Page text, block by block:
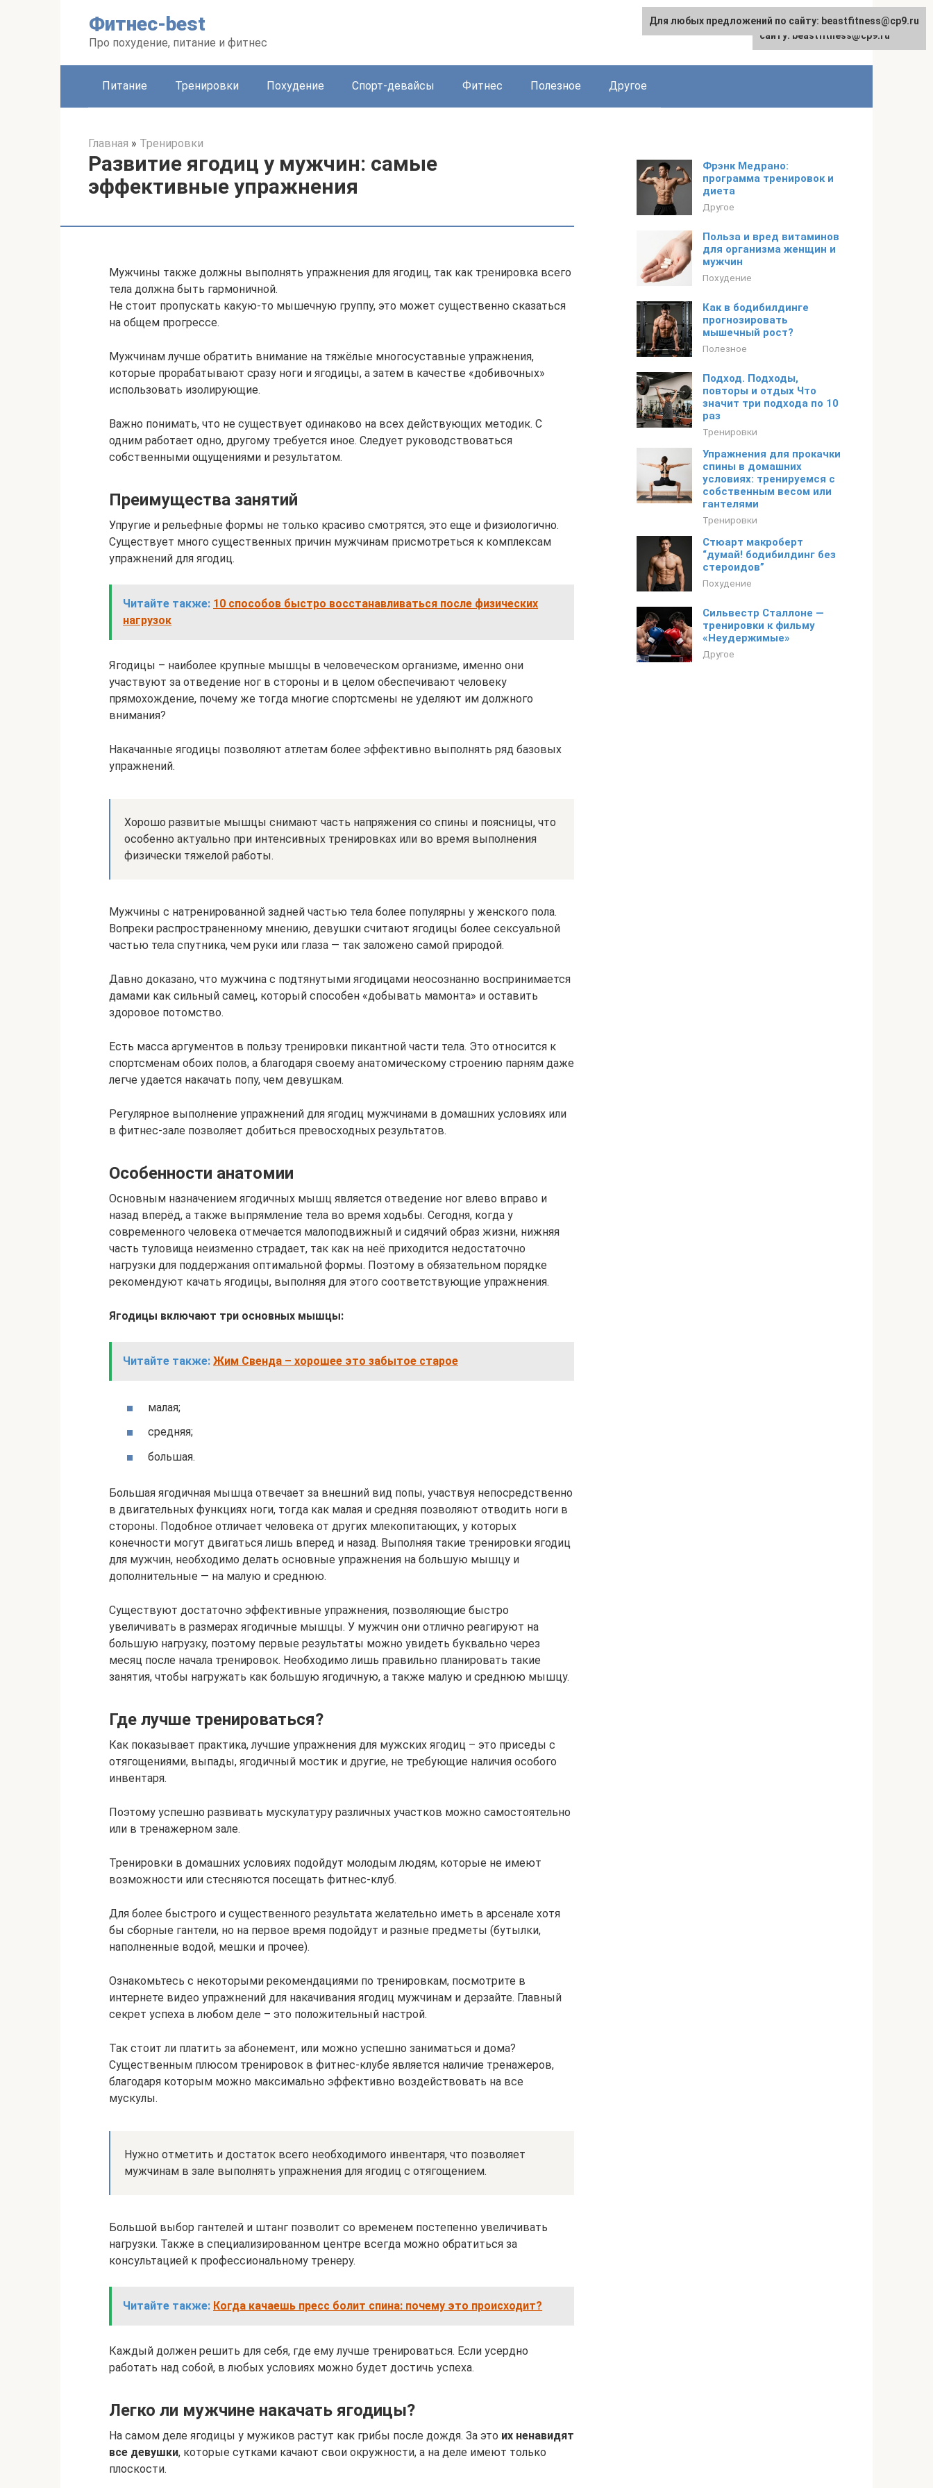
Фитнес-best
Про похудение, питание и фитнес
Питание Тренировки Похудение Спорт-девайсы Фитнес Полезное Другое
Главная » Тренировки
Развитие ягодиц у мужчин: самые
эффективные упражнения
Мужчины также должны выполнять упражнения для ягодиц, так как тренировка всего
тела должна быть гармоничной.
Не стоит пропускать какую-то мышечную группу, это может существенно сказаться
на общем прогрессе.
Мужчинам лучше обратить внимание на тяжёлые многосуставные упражнения,
которые прорабатывают сразу ноги и ягодицы, а затем в качестве «добивочных»
использовать изолирующие.
Важно понимать, что не существует одинаково на всех действующих методик. С
одним работает одно, другому требуется иное. Следует руководствоваться
собственными ощущениями и результатом.
Преимущества занятий
Упругие и рельефные формы не только красиво смотрятся, это еще и физиологично.
Существует много существенных причин мужчинам присмотреться к комплексам
упражнений для ягодиц.
Читайте также: 10 способов быстро восстанавливаться после физических
нагрузок
Ягодицы – наиболее крупные мышцы в человеческом организме, именно они
участвуют за отведение ног в стороны и в целом обеспечивают человеку
прямохождение, почему же тогда многие спортсмены не уделяют им должного
внимания?
Накачанные ягодицы позволяют атлетам более эффективно выполнять ряд базовых
упражнений.
Хорошо развитые мышцы снимают часть напряжения со спины и поясницы, что
особенно актуально при интенсивных тренировках или во время выполнения
физически тяжелой работы.
Мужчины с натренированной задней частью тела более популярны у женского пола.
Вопреки распространенному мнению, девушки считают ягодицы более сексуальной
частью тела спутника, чем руки или глаза — так заложено самой природой.
Давно доказано, что мужчина с подтянутыми ягодицами неосознанно воспринимается
дамами как сильный самец, который способен «добывать мамонта» и оставить
здоровое потомство.
Есть масса аргументов в пользу тренировки пикантной части тела. Это относится к
спортсменам обоих полов, а благодаря своему анатомическому строению парням даже
легче удается накачать попу, чем девушкам.
Регулярное выполнение упражнений для ягодиц мужчинами в домашних условиях или
в фитнес-зале позволяет добиться превосходных результатов.
Особенности анатомии
Основным назначением ягодичных мышц является отведение ног влево вправо и
назад вперёд, а также выпрямление тела во время ходьбы. Сегодня, когда у
современного человека отмечается малоподвижный и сидячий образ жизни, нижняя
часть туловища неизменно страдает, так как на неё приходится недостаточно
нагрузки для поддержания оптимальной формы. Поэтому в обязательном порядке
рекомендуют качать ягодицы, выполняя для этого соответствующие упражнения.
Ягодицы включают три основных мышцы:
Читайте также: Жим Свенда – хорошее это забытое старое
малая;
средняя;
большая.
Большая ягодичная мышца отвечает за внешний вид попы, участвуя непосредственно
в двигательных функциях ноги, тогда как малая и средняя позволяют отводить ноги в
стороны. Подобное отличает человека от других млекопитающих, у которых
конечности могут двигаться лишь вперед и назад. Выполняя такие тренировки ягодиц
для мужчин, необходимо делать основные упражнения на большую мышцу и
дополнительные — на малую и среднюю.
Существуют достаточно эффективные упражнения, позволяющие быстро
увеличивать в размерах ягодичные мышцы. У мужчин они отлично реагируют на
большую нагрузку, поэтому первые результаты можно увидеть буквально через
месяц после начала тренировок. Необходимо лишь правильно планировать такие
занятия, чтобы нагружать как большую ягодичную, а также малую и среднюю мышцу.
Где лучше тренироваться?
Как показывает практика, лучшие упражнения для мужских ягодиц – это приседы с
отягощениями, выпады, ягодичный мостик и другие, не требующие наличия особого
инвентаря.
Поэтому успешно развивать мускулатуру различных участков можно самостоятельно
или в тренажерном зале.
Тренировки в домашних условиях подойдут молодым людям, которые не имеют
возможности или стесняются посещать фитнес-клуб.
Для более быстрого и существенного результата желательно иметь в арсенале хотя
бы сборные гантели, но на первое время подойдут и разные предметы (бутылки,
наполненные водой, мешки и прочее).
Ознакомьтесь с некоторыми рекомендациями по тренировкам, посмотрите в
интернете видео упражнений для накачивания ягодиц мужчинам и дерзайте. Главный
секрет успеха в любом деле – это положительный настрой.
Так стоит ли платить за абонемент, или можно успешно заниматься и дома?
Существенным плюсом тренировок в фитнес-клубе является наличие тренажеров,
благодаря которым можно максимально эффективно воздействовать на все
мускулы.
Нужно отметить и достаток всего необходимого инвентаря, что позволяет
мужчинам в зале выполнять упражнения для ягодиц с отягощением.
Большой выбор гантелей и штанг позволит со временем постепенно увеличивать
нагрузки. Также в специализированном центре всегда можно обратиться за
консультацией к профессиональному тренеру.
Читайте также: Когда качаешь пресс болит спина: почему это происходит?
Каждый должен решить для себя, где ему лучше тренироваться. Если усердно
работать над собой, в любых условиях можно будет достичь успеха.
Легко ли мужчине накачать ягодицы?
На самом деле ягодицы у мужиков растут как грибы после дождя. За это их ненавидят
все девушки, которые сутками качают свои окружности, а на деле имеют только
плоскости.
Фрэнк Медрано:
программа тренировок и
диета
Другое
Польза и вред витаминов
для организма женщин и
мужчин
Похудение
Как в бодибилдинге
прогнозировать
мышечный рост?
Полезное
Подход. Подходы,
повторы и отдых Что
значит три подхода по 10
раз
Тренировки
Упражнения для прокачки
спины в домашних
условиях: тренируемся с
собственным весом или
гантелями
Тренировки
Стюарт макроберт
“думай! бодибилдинг без
стероидов”
Похудение
Сильвестр Сталлоне —
тренировки к фильму
«Неудержимые»
Другое
Для любых предложений по
сайту: beastfitness@cp9.ru
Для любых предложений по сайту: beastfitness@cp9.ru